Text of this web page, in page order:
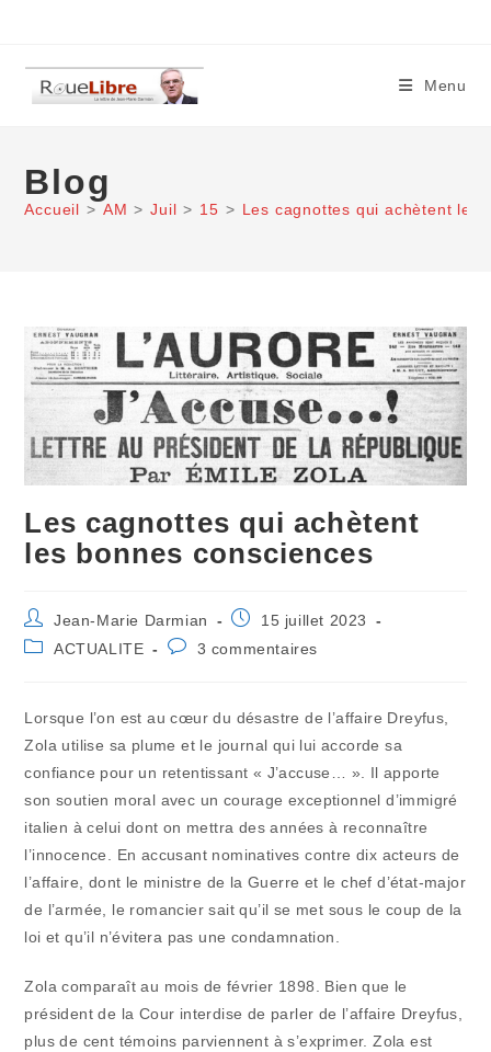
content
Menu
Blog
Accueil > AM > Juil > 15 > Les cagnottes qui achètent les
Les cagnottes qui achètent
les bonnes consciences
Auteur/autrice
de
la
Jean-Marie Darmian
Publication
15 juillet 2023
PostACTUALITE
Commentaires
publication :
3 commentaires
Lorsque l’on est au cœur du désastre de l’affaire Dreyfus,
Zola utilise sa plume et le journal qui lui accorde sa
confiance pour un retentissant « J’accuse… ». Il apporte
son soutien moral avec un courage exceptionnel d’immigré
italien à celui dont on mettra des années à reconnaître
l’innocence. En accusant nominatives contre dix acteurs de
l’affaire, dont le ministre de la Guerre et le chef d’état-major
de l’armée, le romancier sait qu’il se met sous le coup de la
loi et qu’il n’évitera pas une condamnation.
Zola comparaît au mois de février 1898. Bien que le
président de la Cour interdise de parler de l’affaire Dreyfus,
plus de cent témoins parviennent à s’exprimer. Zola est